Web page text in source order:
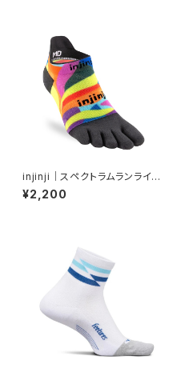
injinji｜スペクトラムランライト
ウェイトノーショウ（バージャー）
¥2,200